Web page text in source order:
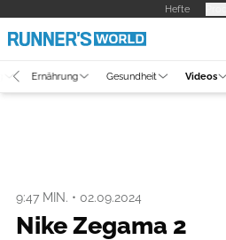
Hefte
Ernährung Gesundheit Videos
9:47 MIN. • 02.09.2024
Nike Zegama 2